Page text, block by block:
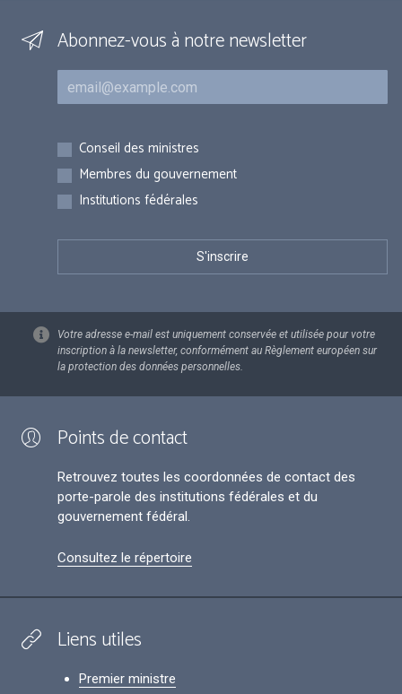
Abonnez-vous à notre newsletter
Courriel
Inscriptions
Conseil des ministres
Membres du gouvernement
Institutions fédérales
Votre adresse e-mail est uniquement conservée et utilisée pour votre
inscription à la newsletter, conformément au Règlement européen sur
la protection des données personnelles.
Points de contact
Retrouvez toutes les coordonnées de contact des
porte-parole des institutions fédérales et du
gouvernement fédéral.
Consultez le répertoire
Liens utiles
Premier ministre